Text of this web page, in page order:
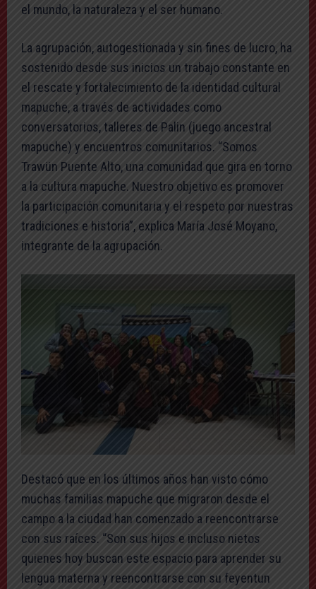
el mundo, la naturaleza y el ser humano.
La agrupación, autogestionada y sin fines de lucro, ha
sostenido desde sus inicios un trabajo constante en
el rescate y fortalecimiento de la identidad cultural
mapuche, a través de actividades como
conversatorios, talleres de Palin (juego ancestral
mapuche) y encuentros comunitarios. “Somos
Trawün Puente Alto, una comunidad que gira en torno
a la cultura mapuche. Nuestro objetivo es promover
la participación comunitaria y el respeto por nuestras
tradiciones e historia”, explica María José Moyano,
integrante de la agrupación.
Destacó que en los últimos años han visto cómo
muchas familias mapuche que migraron desde el
campo a la ciudad han comenzado a reencontrarse
con sus raíces. “Son sus hijos e incluso nietos
quienes hoy buscan este espacio para aprender su
lengua materna y reencontrarse con su feyentun